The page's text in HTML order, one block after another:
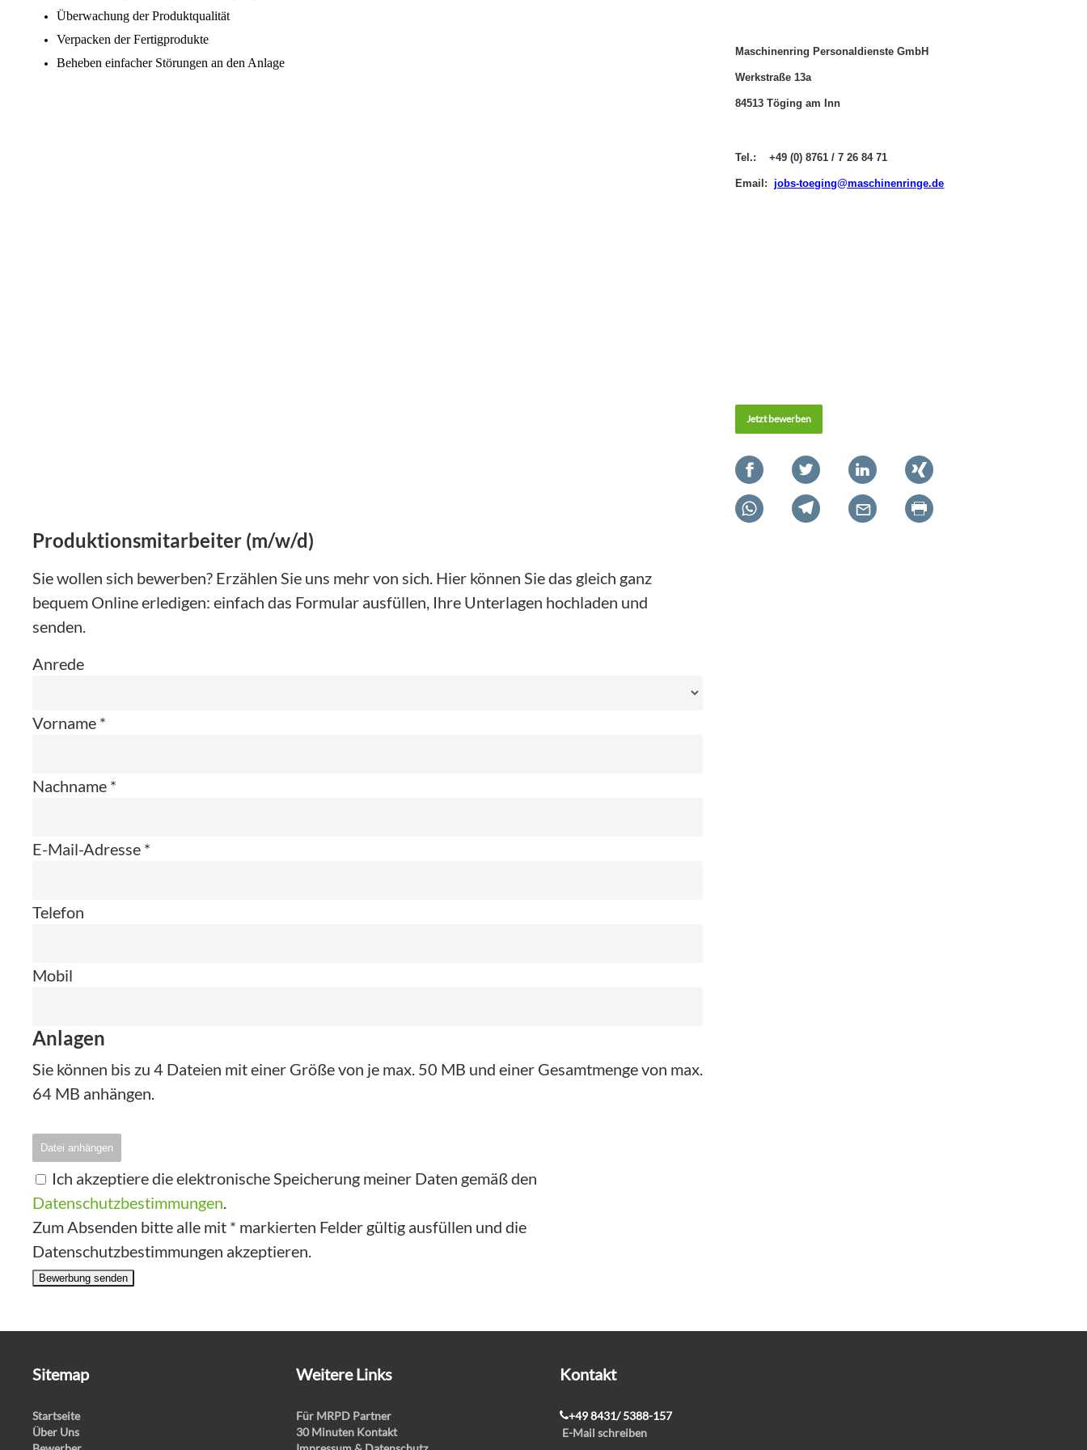
Überwachung der Produktqualität
Verpacken der Fertigprodukte
Beheben einfacher Störungen an den Anlage
Maschinenring Personaldienste GmbH
Werkstraße 13a
84513 Töging am Inn
Tel.: +49 (0) 8761 / 7 26 84 71
Email: jobs-toeging@maschinenringe.de
Jetzt bewerben
Produktionsmitarbeiter (m/w/d)
Sie wollen sich bewerben? Erzählen Sie uns mehr von sich. Hier können Sie das gleich ganz
bequem Online erledigen: einfach das Formular ausfüllen, Ihre Unterlagen hochladen und
senden.
Anrede
Vorname *
Nachname *
E-Mail-Adresse *
Telefon
Mobil
Anlagen
Sie können bis zu 4 Dateien mit einer Größe von je max. 50 MB und einer Gesamtmenge von max.
64 MB anhängen.
Datei anhängen
Ich akzeptiere die elektronische Speicherung meiner Daten gemäß den
Datenschutzbestimmungen.
Zum Absenden bitte alle mit * markierten Felder gültig ausfüllen und die
Datenschutzbestimmungen akzeptieren.
Bewerbung senden
Sitemap
Startseite
Über Uns
Weitere Links
Für MRPD Partner
30 Minuten Kontakt
Kontakt
+49 8431/ 5388-157
E-Mail schreiben